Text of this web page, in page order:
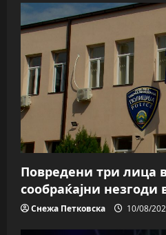
Повредени три лица
сообраќајни незгоди
Снежа Петковска 10/08/